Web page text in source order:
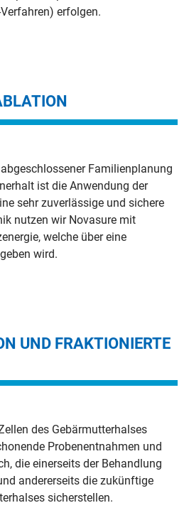
erfolgen.
Familienplanung
ist die Anwendung der
sehr zuverlässige und sichere
nutzen wir Novasure mit
welche über eine
wird.
UND FRAKTIONIERTE
des Gebärmutterhalses
Probenentnahmen und
die einerseits der Behandlung
andererseits die zukünftige
sicherstellen.